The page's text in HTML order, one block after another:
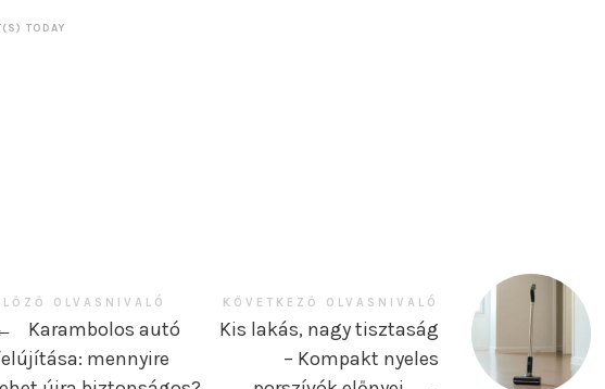
TODAY
OLVASNIVALÓ
Karambolos autó
mennyire
KÖVETKEZŐ OLVASNIVALÓ
Kis lakás, nagy tisztaság
– Kompakt nyeles